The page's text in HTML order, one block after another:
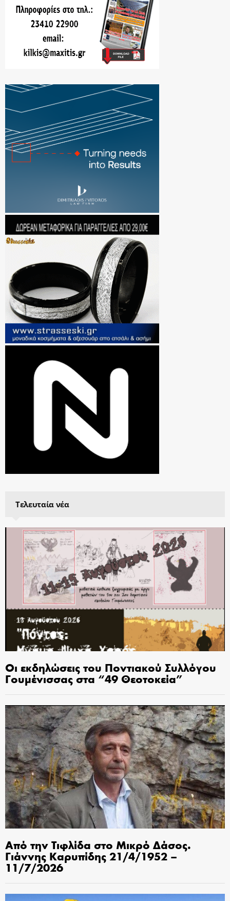
Τελευταία νέα
Οι εκδηλώσεις του Ποντιακού Συλλόγου
Γουμένισσας στα “49 Θεοτοκεία”
Από την Τιφλίδα στο Μικρό Δάσος.
Γιάννης Καρυπίδης 21/4/1952 –
11/7/2026